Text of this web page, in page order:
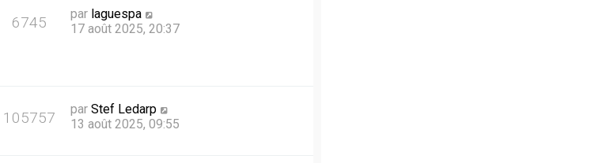
6745 par laguespa
17 août 2025, 20:37
105757 par Stef Ledarp
13 août 2025, 09:55